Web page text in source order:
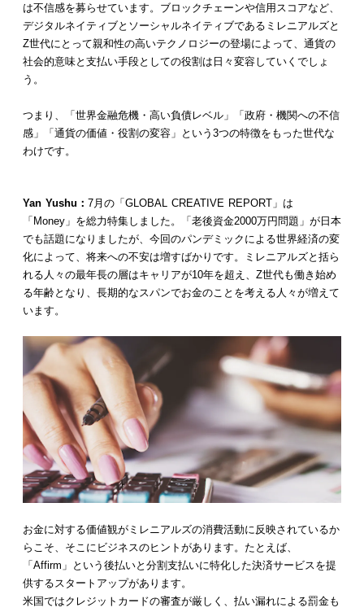
は不信感を募らせています。ブロックチェーンや信用スコアなど、
デジタルネイティブとソーシャルネイティブであるミレニアルズと
Z世代にとって親和性の高いテクノロジーの登場によって、通貨の
社会的意味と支払い手段としての役割は日々変容していくでしょ
う。
つまり、「世界金融危機・高い負債レベル」「政府・機関への不信
感」「通貨の価値・役割の変容」という3つの特徴をもった世代な
わけです。
Yan Yushu： 7月の「GLOBAL CREATIVE REPORT」は
「Money」を総力特集しました。「老後資金2000万円問題」が日本
でも話題になりましたが、今回のパンデミックによる世界経済の変
化によって、将来への不安は増すばかりです。ミレニアルズと括ら
れる人々の最年長の層はキャリアが10年を超え、Z世代も働き始め
る年齢となり、長期的なスパンでお金のことを考える人々が増えて
います。
お金に対する価値観がミレニアルズの消費活動に反映されているか
らこそ、そこにビジネスのヒントがあります。たとえば、
「Affirm」という後払いと分割支払いに特化した決済サービスを提
供するスタートアップがあります。
米国ではクレジットカードの審査が厳しく、払い漏れによる罰金も